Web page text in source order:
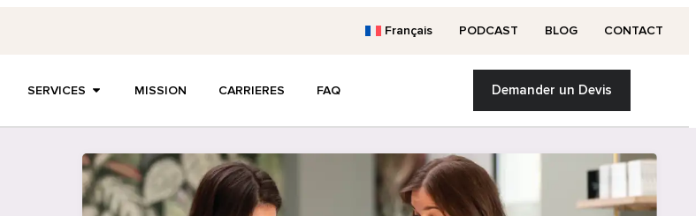
Français PODCAST BLOG CONTACT
SERVICES MISSION CARRIERES FAQ Demander un Devis